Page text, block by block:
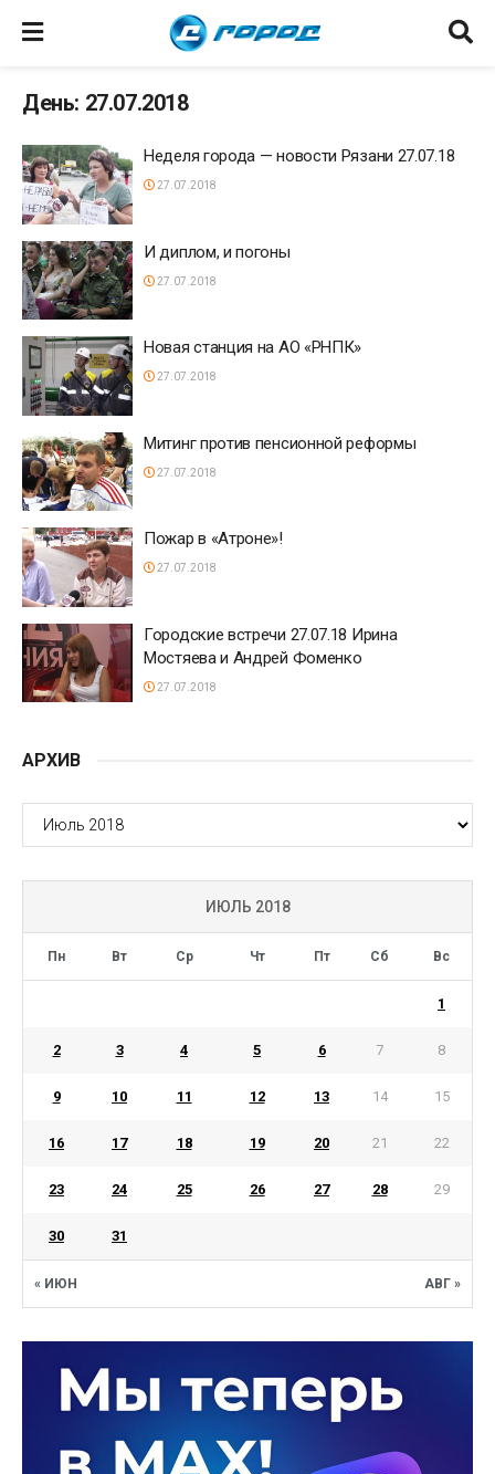
День: 27.07.2018
Неделя города — новости Рязани 27.07.18
27.07.2018
И диплом, и погоны
27.07.2018
Новая станция на АО «РНПК»
27.07.2018
Митинг против пенсионной реформы
27.07.2018
Пожар в «Атроне»!
27.07.2018
Городские встречи 27.07.18 Ирина
Мостяева и Андрей Фоменко
27.07.2018
АРХИВ
АРХИВ
ИЮЛЬ 2018
Пн Вт Ср Чт Пт Сб Вс
« ИЮН АВГ »
1
2 3 4 5 6 7 8
9 10 11 12 13 14 15
16 17 18 19 20 21 22
23 24 25 26 27 28 29
30 31